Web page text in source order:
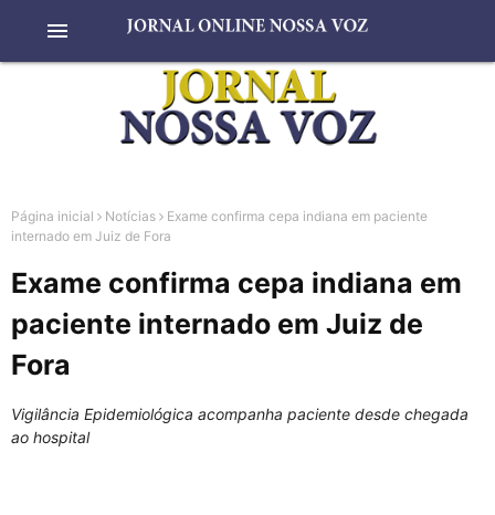
menu
Página inicial Notícias
Exame confirma cepa indiana em paciente
internado em Juiz de Fora
Exame confirma cepa indiana em
paciente internado em Juiz de
Fora
Vigilância Epidemiológica acompanha paciente desde chegada
ao hospital